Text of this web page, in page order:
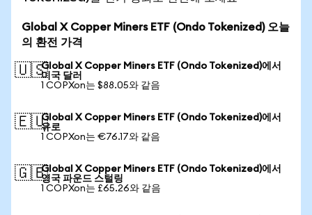
Global X Copper Miners ETF (Ondo Tokenized) 오늘
의 환전 가격
🇺🇸Global X Copper Miners ETF (Ondo Tokenized)에서
미국 달러
1 COPXon는 $88.05와 같음
🇪🇺Global X Copper Miners ETF (Ondo Tokenized)에서
유로
1 COPXon는 €76.17와 같음
🇬🇧Global X Copper Miners ETF (Ondo Tokenized)에서
영국 파운드 스털링
1 COPXon는 £65.26와 같음